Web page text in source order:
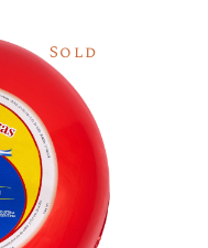
Sold